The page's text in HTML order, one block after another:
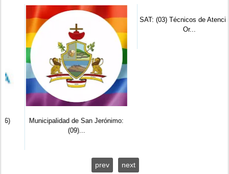
Municipalidad de San Jerónimo:
SAT: (03) Técnicos de Atención y
prev next